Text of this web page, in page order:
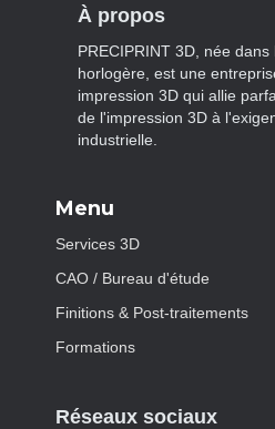
À propos
PRECIPRINT 3D, née
horlogère, est une
impression 3D qui allie
de l'impression 3D à
industrielle.
Menu
Services 3D
CAO / Bureau d'étude
Finitions & Post-traitements
Formations
Réseaux sociaux